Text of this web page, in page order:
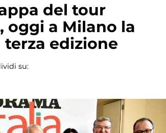
del tour
oggi a Milano la
edizione
su: